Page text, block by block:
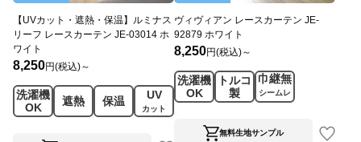
【UVカット・遮熱・保温】ルミナス
リーフ レースカーテン JE-03014 ホ
ワイト
8,250円(税込)～
洗濯機
OK
遮熱 保温 UV
カット
ヴィヴィアン レースカーテン JE-
92879 ホワイト
8,250円(税込)～
洗濯機
OK
トルコ
製
巾継無
シームレ
ス
無料生地サンプル